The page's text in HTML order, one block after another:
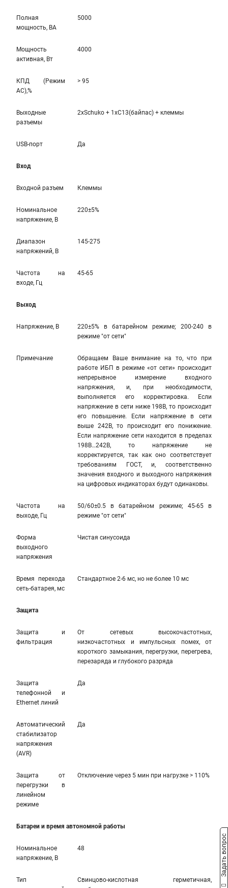
Полная
мощность, ВА
5000
Мощность
активная, Вт
4000
КПД (Режим
AC),%
> 95
Выходные
разъемы
2xSchuko + 1xC13(байпас) + клеммы
USB-порт Да
Вход
Входной разъем Клеммы
Номинальное
напряжение, В
220±5%
Диапазон
напряжений, В
145-275
Частота на
входе, Гц
45-65
Выход
Напряжение, В
220±5% в батарейном режиме; 200-240 в
режиме "от сети"
Примечание
Обращаем Ваше внимание на то, что при
работе ИБП в режиме «от сети» происходит
непрерывное измерение входного
напряжения, и, при необходимости,
выполняется его корректировка. Если
напряжение в сети ниже 198В, то происходит
его повышение. Если напряжение в сети
выше 242В, то происходит его понижение.
Если напряжение сети находится в пределах
198В…242В, то напряжение не
корректируется, так как оно соответствует
требованиям ГОСТ, и, соответственно
значения входного и выходного напряжения
на цифровых индикаторах будут одинаковы.
Частота на
выходе, Гц
50/60±0.5 в батарейном режиме; 45-65 в
режиме "от сети"
Форма
выходного
напряжения
Чистая синусоида
Время перехода
сеть-батарея, мс
Стандартное 2-6 мс, но не более 10 мс
Защита
Защита и
фильтрация
От сетевых высокочастотных,
низкочастотных и импульсных помех, от
короткого замыкания, перегрузки, перегрева,
перезаряда и глубокого разряда
Защита
телефонной и
Ethernet линий
Да
Автоматический
стабилизатор
напряжения
(AVR)
Да
Защита от
перегрузки в
линейном
режиме
Отключение через 5 мин при нагрузке > 110%
Батареи и время автономной работы
Номинальное
напряжение, В
48
Тип
Свинцово-кислотная герметичная,
Задать вопрос